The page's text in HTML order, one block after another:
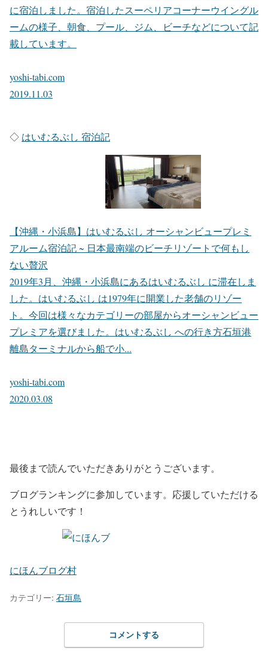
に宿泊しました。宿泊したスーペリアコーナーウイングル
ームの様子、朝食、プール、ジム、ビーチなどについて記
載しています。
yoshi-tabi.com
2019.11.03
◇ はいむるぶし 宿泊記
【沖縄・小浜島】はいむるぶし オーシャンビュープレミ
アルーム宿泊記 ~ 日本最南端のビーチリゾートで何もし
ない贅沢
2019年3月、沖縄・小浜島にあるはいむるぶし に滞在しま
した。はいむるぶし は1979年に開業した老舗のリゾー
ト。今回は様々なカテゴリーの部屋からオーシャンビュー
プレミアを選びました。はいむるぶし への行き方石垣港
離島ターミナルから船で小...
yoshi-tabi.com
2020.03.08
最後まで読んでいただきありがとうございます。
ブログランキングに参加しています。応援していただける
とうれしいです！
にほんブログ村
カテゴリー: 石垣島
コメントする